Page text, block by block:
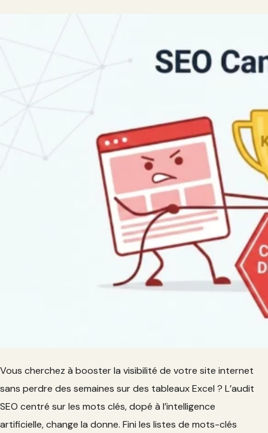
Vous cherchez à booster la visibilité de votre site internet
sans perdre des semaines sur des tableaux Excel ? L’audit
SEO centré sur les mots clés, dopé à l’intelligence
artificielle, change la donne. Fini les listes de mots-clés